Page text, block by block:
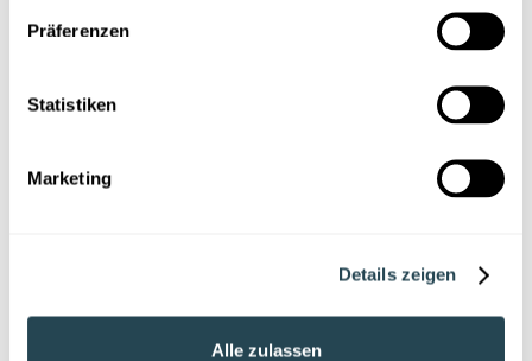
Präferenzen
Statistiken
Marketing
Details zeigen
Alle zulassen
So entsteht ein System, das nicht nur Daten verwaltet,